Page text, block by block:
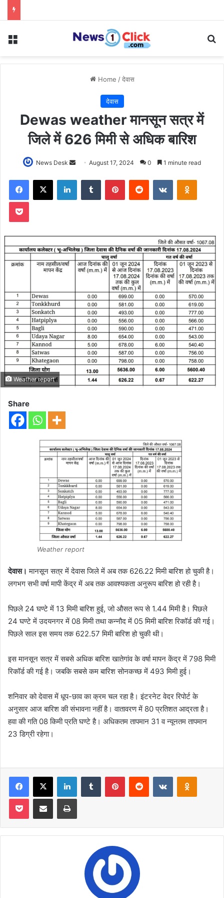
Menu
Home / देवास
देवास
Dewas weather मानसून सत्र में
जिले में 626 मिमी से अधिक बारिश
News Desk
Send
email
August 17, 2024 0 1 minute read
Facebook
X LinkedInTumblr PinterestReddit VKontakte
Pocket
Weather report
Share
Weather report
देवास। मानसून सत्र में देवास जिले में अब तक 626.22 मिमी बारिश हो चुकी है।
लगभग सभी वर्षा मापी केंद्र में अब तक आवश्यकता अनुरूप बारिश हो रही है।
पिछले 24 घण्टे में 13 मिमी बारिश हुई, जो औसत रूप से 1.44 मिमी है। पिछले
24 घण्टे में उदयनगर में 08 मिमी तथा कन्नौद में 05 मिमी बारिश रिकॉर्ड की गई।
पिछले साल इस समय तक 622.57 मिमी बारिश हो चुकी थी।
इस मानसून सत्र में सबसे अधिक बारिश खातेगांव के वर्षा मापन केंद्र में 798 मिमी
रिकॉर्ड की गई है। जबकि सबसे कम बारिश सोनकच्छ में 493 मिमी हुई।
शनिवार को देवास में धूप-छाव का क्रम चल रहा है। इंटरनेट वेदर रिपोर्ट के
अनुसार आज बारिश की संभावना नहीं है। वातावरण में 80 प्रतिशत आद्रता है।
हवा की गति 08 किमी प्रति घण्टे है। अधिकतम तापमान 31 व न्यूनतम तापमान
23 डिग्री रहेगा।
Facebook
X LinkedInTumblr PinterestReddit VKontakte
Pocket Share via Email Print